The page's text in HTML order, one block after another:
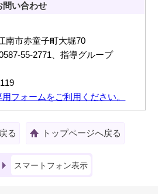
問い合わせ
南市赤童子町大堀70
55-2771、指導グループ
フォームをご利用ください。
る トップページへ戻る
スマートフォン表示